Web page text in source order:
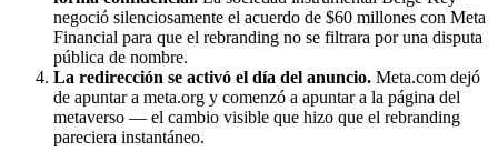
negoció silenciosamente el acuerdo de $60 millones con Meta
Financial para que el rebranding no se filtrara por una disputa
pública de nombre.
La redirección se activó el día del anuncio. Meta.com dejó
de apuntar a meta.org y comenzó a apuntar a la página del
metaverso — el cambio visible que hizo que el rebranding
pareciera instantáneo.